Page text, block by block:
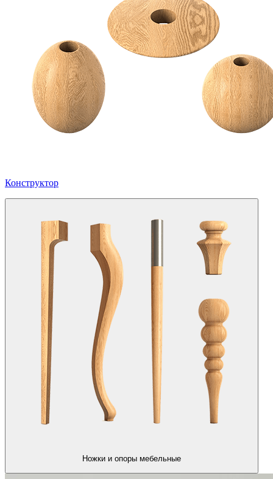
Конструктор
Ножки и опоры мебельные